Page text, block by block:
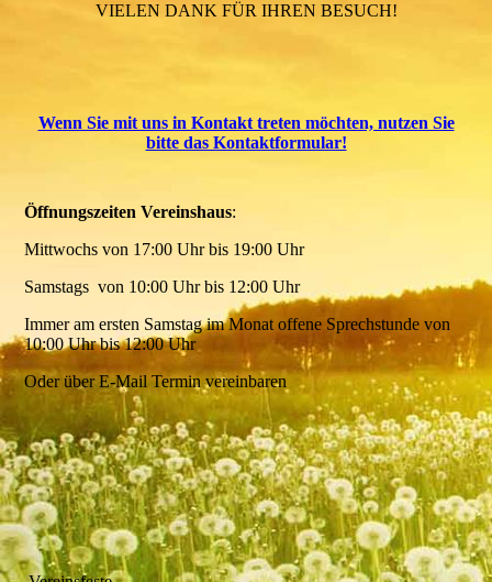
VIELEN DANK FÜR IHREN BESUCH!
Wenn Sie mit uns in Kontakt treten möchten, nutzen Sie
bitte das Kontaktformular!
Öffnungszeiten Vereinshaus:
Mittwochs von 17:00 Uhr bis 19:00 Uhr
Samstags von 10:00 Uhr bis 12:00 Uhr
Immer am ersten Samstag im Monat offene Sprechstunde von
10:00 Uhr bis 12:00 Uhr
Oder über E-Mail Termin vereinbaren